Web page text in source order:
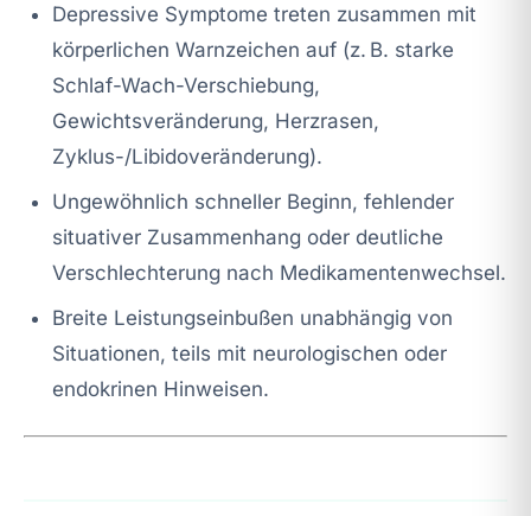
Depressive Symptome treten zusammen mit
körperlichen Warnzeichen auf (z. B. starke
Schlaf-Wach-Verschiebung,
Gewichtsveränderung, Herzrasen,
Zyklus-/Libidoveränderung).
Ungewöhnlich schneller Beginn, fehlender
situativer Zusammenhang oder deutliche
Verschlechterung nach Medikamentenwechsel.
Breite Leistungseinbußen unabhängig von
Situationen, teils mit neurologischen oder
endokrinen Hinweisen.